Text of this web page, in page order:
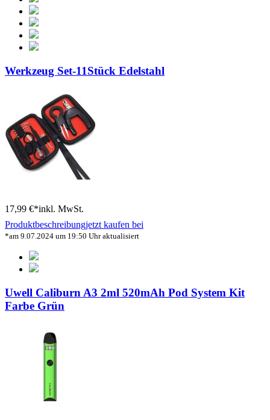
Werkzeug Set-11Stück Edelstahl
17,99 €*inkl. MwSt.
Produktbeschreibungjetzt kaufen bei
*am 9.07.2024 um 19:50 Uhr aktualisiert
Uwell Caliburn A3 2ml 520mAh Pod System Kit
Farbe Grün